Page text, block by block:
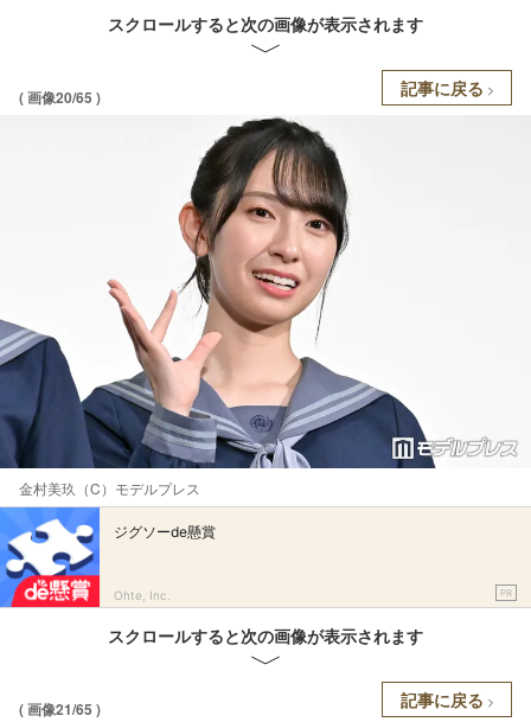
スクロールすると次の画像が表示されます
( 画像20/65 ) 記事に戻る
金村美玖（C）モデルプレス
ジグソーde懸賞
Ohte, Inc. PR
スクロールすると次の画像が表示されます
( 画像21/65 ) 記事に戻る